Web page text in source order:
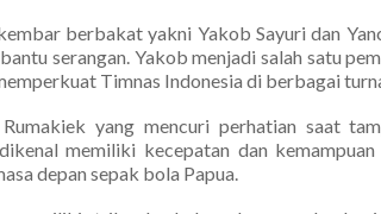
berbakat yakni Yakob Sayuri dan
serangan. Yakob menjadi salah satu
Timnas Indonesia di berbagai
yang mencuri perhatian saat
memiliki kecepatan dan
depan sepak bola Papua.